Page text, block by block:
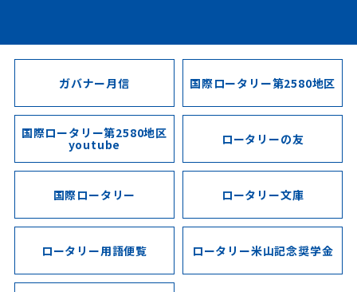
ガバナー月信 国際ロータリー第2580地区
国際ロータリー第2580地区
youtube ロータリーの友
国際ロータリー ロータリー文庫
ロータリー用語便覧 ロータリー米山記念奨学金